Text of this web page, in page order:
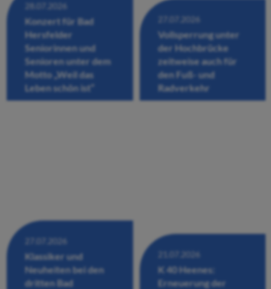
28.07.2026
Konzert für Bad
Hersfelder
Seniorinnen und
Senioren unter dem
Motto „Weil das
Leben schön ist“
27.07.2026
Vollsperrung unter
der Hochbrücke
zeitweise auch für
den Fuß- und
Radverkehr
27.07.2026
Klassiker und
Neuheiten bei den
dritten Bad
21.07.2026
K 40 Heenes:
Erneuerung der